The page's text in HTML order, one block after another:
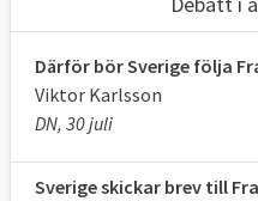
Därför bör Sverige följa
Viktor Karlsson
DN, 30 juli
Sverige skickar brev till